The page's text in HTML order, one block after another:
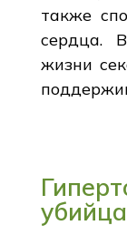
также
сердца.
жизни
убийца